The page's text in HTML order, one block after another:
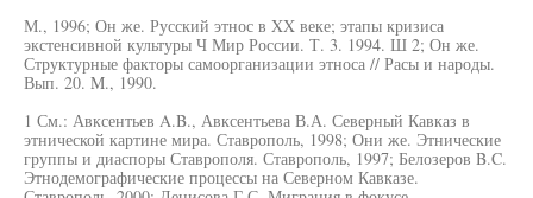
М., 1996; Он же. Русский этнос в XX веке; этапы кризиса
экстенсивной культуры Ч Мир России. Т. 3. 1994. Ш 2; Он же.
Структурные факторы самоорганизации этноса // Расы и народы.
Вып. 20. M., 1990.
1 См.: Авксентьев A.B., Авксентьева В.А. Северный Кавказ в
этнической картине мира. Ставрополь, 1998; Они же. Этнические
группы и диаспоры Ставрополя. Ставрополь, 1997; Белозеров B.C.
Этнодемографические процессы на Северном Кавказе.